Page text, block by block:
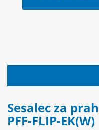
Sesalec za
PFF-FLIP-EK(W)